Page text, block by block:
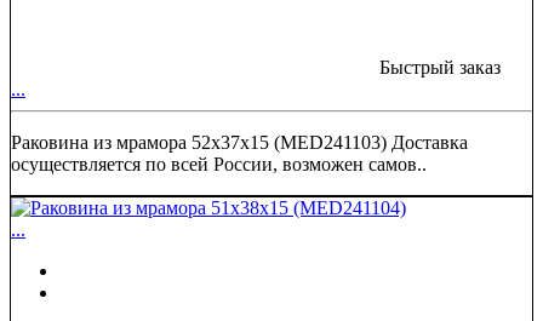
Быстрый заказ
...
Раковина из мрамора 52х37х15 (MED241103) Доставка
осуществляется по всей России, возможен самов..
...